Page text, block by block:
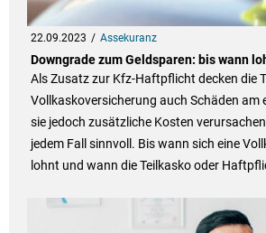
22.09.2023 Assekuranz
Downgrade zum Geldsparen: bis wann
Als Zusatz zur Kfz-Haftpflicht decken die
Vollkaskoversicherung auch Schäden am
sie jedoch zusätzliche Kosten
jedem Fall sinnvoll. Bis wann sich eine
lohnt und wann die Teilkasko oder